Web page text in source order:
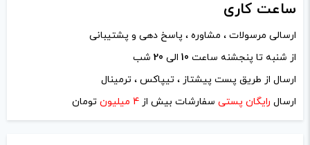
نام*
ایمیل*
ساعت کاری
ارسالی مرسولات ، مشاوره ، پاسخ دهی و پشتیبانی
از شنبه تا پنجشنه ساعت 10 الی 20 شب
ارسال از طریق پست پیشتاز ، تیپاکس ، ترمینال
ارسال رایگان پستی سفارشات بیش از 4 میلیون تومان